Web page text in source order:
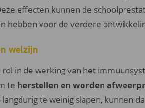
effecten kunnen de
hebben voor de verdere
welzijn
in de werking van het
te herstellen en worden
te weinig slapen, kunnen